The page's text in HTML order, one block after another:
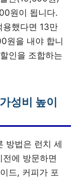
원이 됩니다.
용했다면 13만
원을 내야 합니
인을 조합하는
성비 높이
방법은 런치 세
에 방문하면
드, 커피가 포